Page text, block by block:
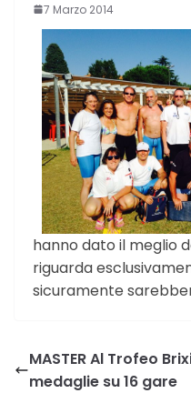
7 Marzo 2014
hanno dato il meglio
riguarda
sicuramente
MASTER Al Trofeo
medaglie su 16 gare